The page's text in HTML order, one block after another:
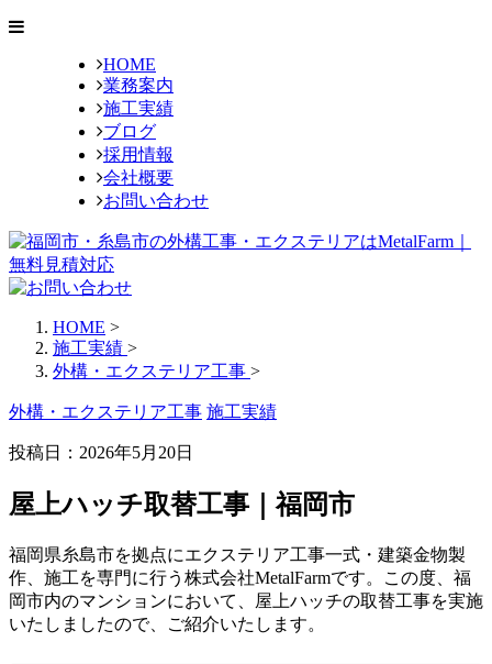
HOME
業務案内
施工実績
ブログ
採用情報
会社概要
お問い合わせ
HOME >
施工実績 >
外構・エクステリア工事 >
外構・エクステリア工事 施工実績
投稿日：2026年5月20日
屋上ハッチ取替工事｜福岡市
福岡県糸島市を拠点にエクステリア工事一式・建築金物製
作、施工を専門に行う株式会社MetalFarmです。この度、福
岡市内のマンションにおいて、屋上ハッチの取替工事を実施
いたしましたので、ご紹介いたします。